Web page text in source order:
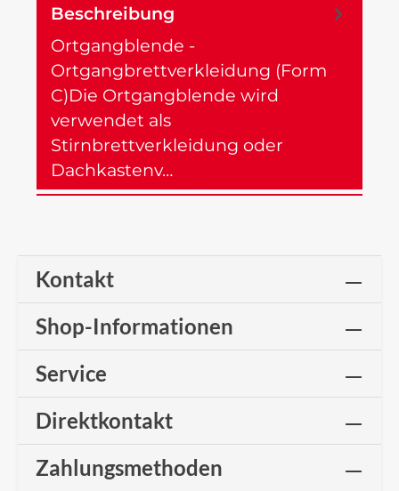
Beschreibung
Ortgangblende -
Ortgangbrettverkleidung (Form
C)Die Ortgangblende wird
verwendet als
Stirnbrettverkleidung oder
Dachkastenv…
Kontakt
Shop-Informationen
Service
Direktkontakt
Zahlungsmethoden